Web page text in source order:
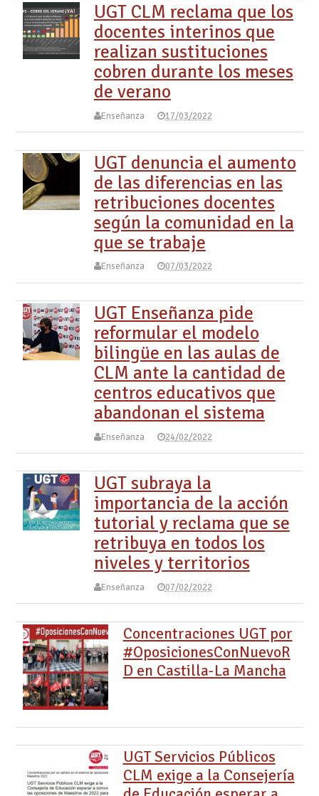
UGT CLM reclama que los
docentes interinos que
realizan sustituciones
cobren durante los meses
de verano
Enseñanza 17/03/2022
UGT denuncia el aumento
de las diferencias en las
retribuciones docentes
según la comunidad en la
que se trabaje
Enseñanza 07/03/2022
UGT Enseñanza pide
reformular el modelo
bilingüe en las aulas de
CLM ante la cantidad de
centros educativos que
abandonan el sistema
Enseñanza 24/02/2022
UGT subraya la
importancia de la acción
tutorial y reclama que se
retribuya en todos los
niveles y territorios
Enseñanza 07/02/2022
Concentraciones UGT por
#OposicionesConNuevoR
D en Castilla-La Mancha
UGT Servicios Públicos
CLM exige a la Consejería